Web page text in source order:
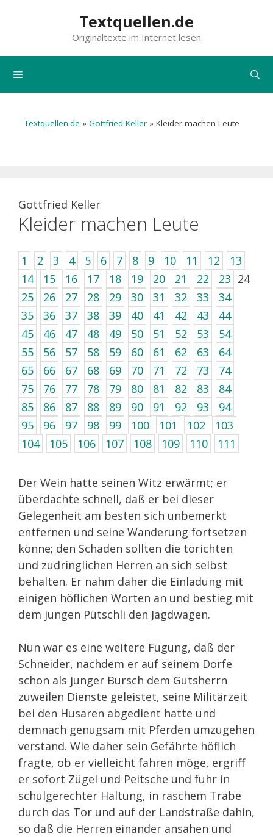
Textquellen.de
Originaltexte im Internet lesen
Textquellen.de » Gottfried Keller » Kleider machen Leute
Gottfried Keller
Kleider machen Leute
1 2 3 4 5 6 7 8 9 10 11 12
13
14
15 16 17 18 19 20 21 22 23 24
25
26 27 28 29 30 31 32 33
34
35
36 37 38 39 40 41 42 43
44
45
46 47 48 49 50 51 52 53
54
55
56 57 58 59 60 61 62 63
64
65
66 67 68 69 70 71 72 73
74
75
76 77 78 79 80 81 82 83
84
85
86 87 88 89 90 91 92 93
94
95
96 97 98 99 100 101 102
103
104
105 106 107 108 109 110 111
Der Wein hatte seinen Witz erwärmt; er
überdachte schnell, daß er bei dieser
Gelegenheit am besten sich unbemerkt
entfernen und seine Wanderung fortsetzen
könne; den Schaden sollten die törichten
und zudringlichen Herren an sich selbst
behalten. Er nahm daher die Einladung mit
einigen höflichen Worten an und bestieg mit
dem jungen Pütschli den Jagdwagen.
Nun war es eine weitere Fügung, daß der
Schneider, nachdem er auf seinem Dorfe
schon als junger Bursch dem Gutsherrn
zuweilen Dienste geleistet, seine Militärzeit
bei den Husaren abgedient hatte und
demnach genugsam mit Pferden umzugehen
verstand. Wie daher sein Gefährte höflich
fragte, ob er vielleicht fahren möge, ergriff
er sofort Zügel und Peitsche und fuhr in
schulgerechter Haltung, in raschem Trabe
durch das Tor und auf der Landstraße dahin,
so daß die Herren einander ansahen und